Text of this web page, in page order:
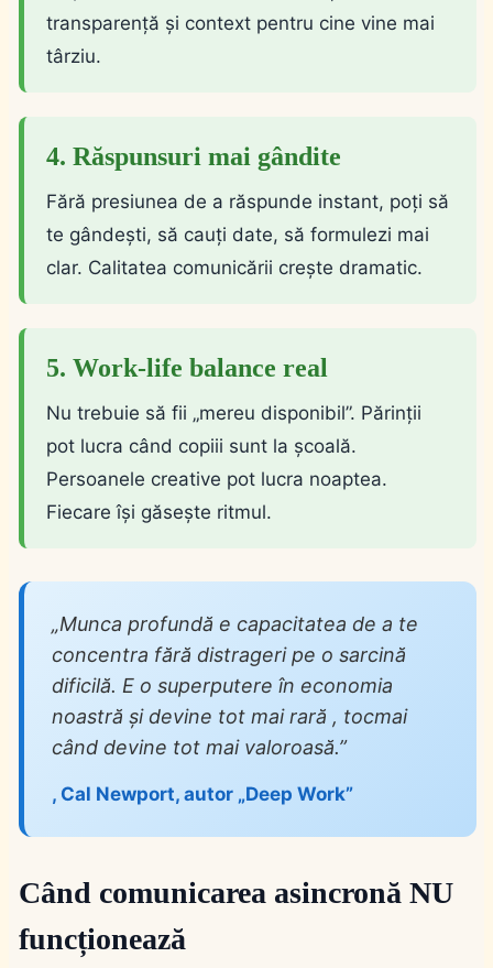
transparență și context pentru cine vine mai
târziu.
4. Răspunsuri mai gândite
Fără presiunea de a răspunde instant, poți să
te gândești, să cauți date, să formulezi mai
clar. Calitatea comunicării crește dramatic.
5. Work-life balance real
Nu trebuie să fii „mereu disponibil”. Părinții
pot lucra când copiii sunt la școală.
Persoanele creative pot lucra noaptea.
Fiecare își găsește ritmul.
„Munca profundă e capacitatea de a te
concentra fără distrageri pe o sarcină
dificilă. E o superputere în economia
noastră și devine tot mai rară , tocmai
când devine tot mai valoroasă.”
, Cal Newport, autor „Deep Work”
Când comunicarea asincronă NU
funcționează